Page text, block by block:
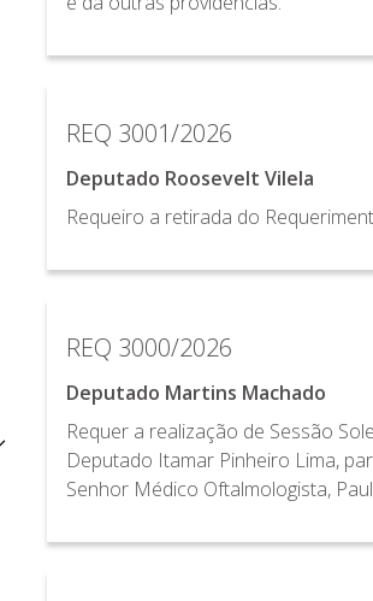
REQ 3001/2026
Deputado Roosevelt Vilela
Requeiro a retirada do
REQ 3000/2026
Deputado Martins Machado
Requer a realização de Sessão
Deputado Itamar Pinheiro Lima,
Senhor Médico Oftalmologista,